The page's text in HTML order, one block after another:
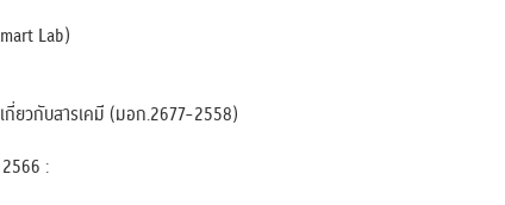
Lab)
ยวกับสารเคมี (มอก.2677-2558)
: